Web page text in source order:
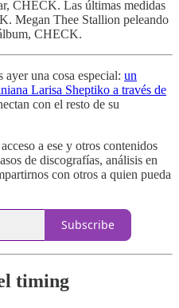
CHECK. Las últimas medidas
Megan Thee Stallion peleando
CHECK.
ayer una cosa especial: un
Larisa Sheptiko a través de
con el resto de su
a ese y otros contenidos
de discografías, análisis en
con otros a quien pueda
Subscribe
timing